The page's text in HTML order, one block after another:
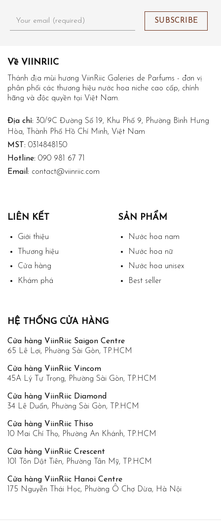
Về VIINRIIC
Thánh địa mùi hương ViinRiic Galeries de Parfums - đơn vị
phân phối các thương hiệu nước hoa niche cao cấp, chính
hãng và độc quyền tại Việt Nam.
Địa chỉ: 30/9C Đường Số 19, Khu Phố 9, Phường Bình Hưng
Hòa, Thành Phố Hồ Chí Minh, Việt Nam
MST: 0314848150
Hotline: 090 981 67 71
Email: contact@viinriic.com
LIÊN KẾT
Giới thiệu
Thương hiệu
Cửa hàng
Khám phá
SẢN PHẨM
Nước hoa nam
Nước hoa nữ
Nước hoa unisex
Best seller
HỆ THỐNG CỬA HÀNG
Cửa hàng ViinRiic Saigon Centre
65 Lê Lợi, Phường Sài Gòn, TP.HCM
Cửa hàng ViinRiic Vincom
45A Lý Tự Trọng, Phường Sài Gòn, TP.HCM
Cửa hàng ViinRiic Diamond
34 Lê Duẩn, Phường Sài Gòn, TP.HCM
Cửa hàng ViinRiic Thiso
10 Mai Chí Thọ, Phường An Khánh, TP.HCM
Cửa hàng ViinRiic Crescent
101 Tôn Dật Tiên, Phường Tân Mỹ, TP.HCM
Cửa hàng ViinRiic Hanoi Centre
175 Nguyễn Thái Học, Phường Ô Chợ Dừa, Hà Nội